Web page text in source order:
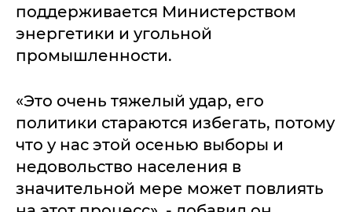
поддерживается Министерством
энергетики и угольной
промышленности.
«Это очень тяжелый удар, его
политики стараются избегать, потому
что у нас этой осенью выборы и
недовольство населения в
значительной мере может повлиять